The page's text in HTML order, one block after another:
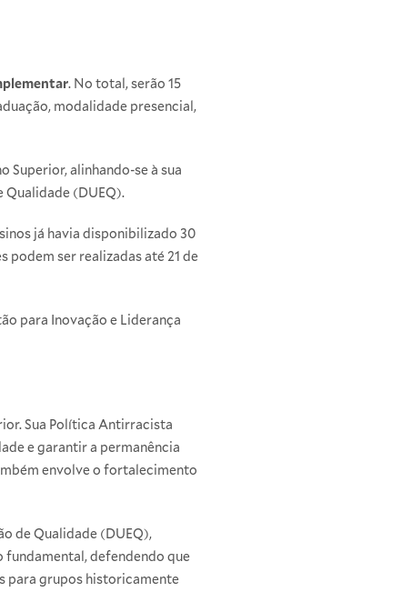
. No total, serão 15
modalidade presencial,
Superior, alinhando-se à sua
Qualidade (DUEQ).
já havia disponibilizado 30
podem ser realizadas até 21 de
para Inovação e Liderança
Sua Política Antirracista
e garantir a permanência
envolve o fortalecimento
de Qualidade (DUEQ),
fundamental, defendendo que
para grupos historicamente